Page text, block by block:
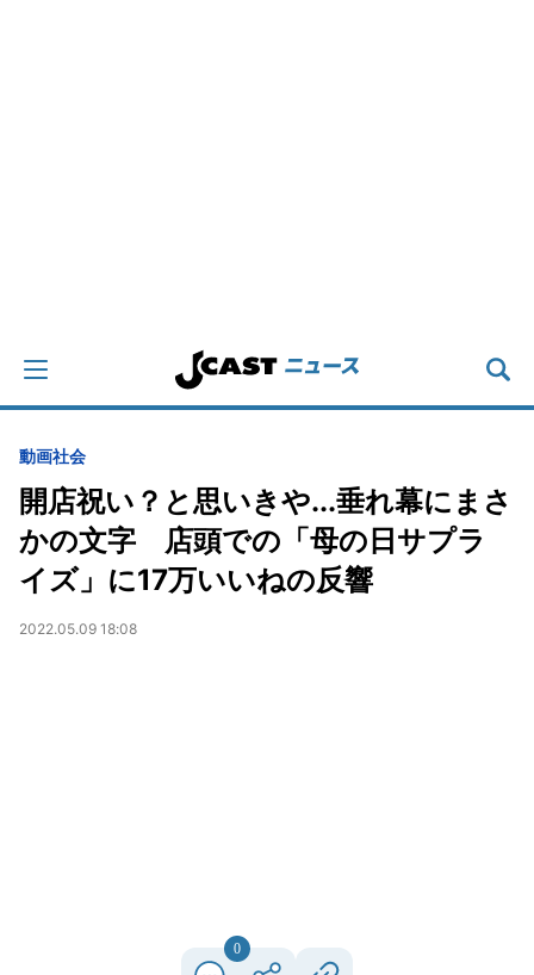
動画社会
開店祝い？と思いきや...垂れ幕にまさ
かの文字 店頭での「母の日サプラ
イズ」に17万いいねの反響
2022.05.09 18:08
0